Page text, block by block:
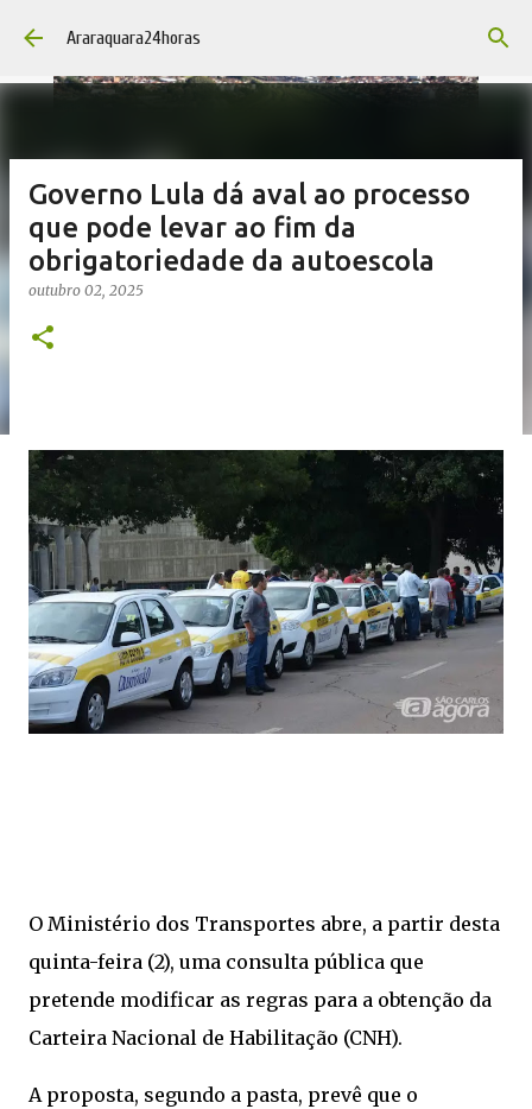
Pular para o conteúdo principal
Araraquara24horas
Governo Lula dá aval ao processo
que pode levar ao fim da
obrigatoriedade da autoescola
outubro 02, 2025
O Ministério dos Transportes abre, a partir desta
quinta-feira (2), uma consulta pública que
pretende modificar as regras para a obtenção da
Carteira Nacional de Habilitação (CNH).
A proposta, segundo a pasta, prevê que o